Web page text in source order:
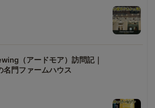
（アードモア）訪問記｜
名門ファームハウス